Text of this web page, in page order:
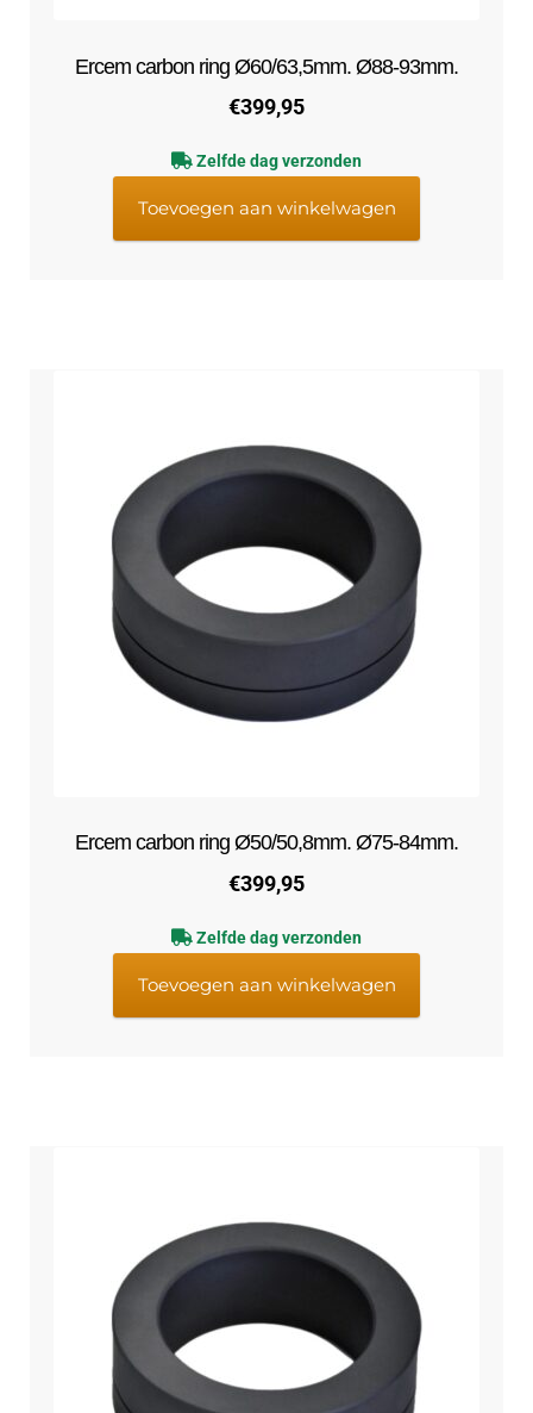
Ercem carbon ring Ø60/63,5mm. Ø88-93mm.
€399,95
Zelfde dag verzonden
Toevoegen aan winkelwagen
Ercem carbon ring Ø50/50,8mm. Ø75-84mm.
€399,95
Zelfde dag verzonden
Toevoegen aan winkelwagen